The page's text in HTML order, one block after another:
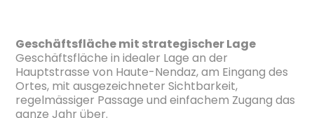
Geschäftsfläche mit strategischer Lage
Geschäftsfläche in idealer Lage an der
Hauptstrasse von Haute-Nendaz, am Eingang des
Ortes, mit ausgezeichneter Sichtbarkeit,
regelmässiger Passage und einfachem Zugang das
ganze Jahr über.